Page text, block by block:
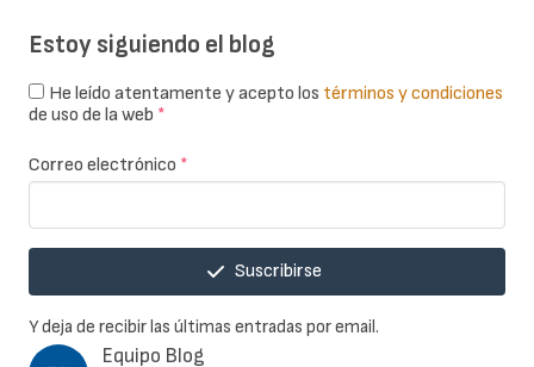
Equipo Blog
Estoy siguiendo el blog
He leído atentamente y acepto los términos y condiciones
de uso de la web *
Correo electrónico *
Suscribirse
Y deja de recibir las últimas entradas por email.